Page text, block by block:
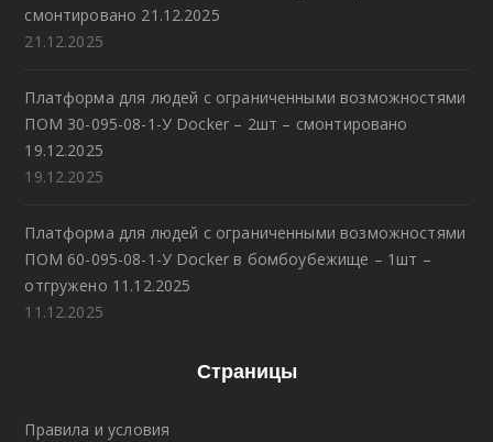
смонтировано 21.12.2025
21.12.2025
Платформа для людей с ограниченными возможностями
ПОМ 30-095-08-1-У Docker – 2шт – смонтировано
19.12.2025
19.12.2025
Платформа для людей с ограниченными возможностями
ПОМ 60-095-08-1-У Docker в бомбоубежище – 1шт –
отгружено 11.12.2025
11.12.2025
Страницы
Правила и условия